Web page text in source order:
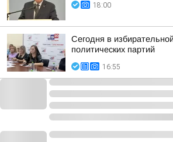
18:00
Сегодня в
политических партий
16:55